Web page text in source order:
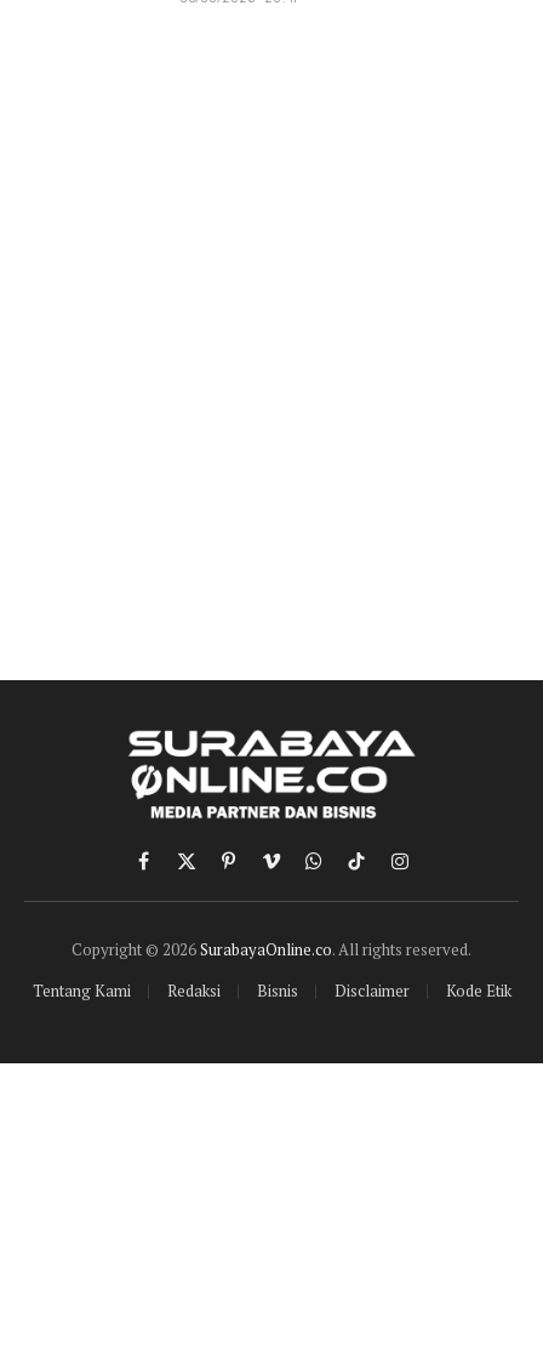
Facebook
X
(Twitter)
PinterestVimeoWhatsApp
TikTokInstagram
Copyright © 2026SurabayaOnline.co. All rights reserved.
Tentang Kami
Redaksi Bisnis Disclaimer Kode Etik